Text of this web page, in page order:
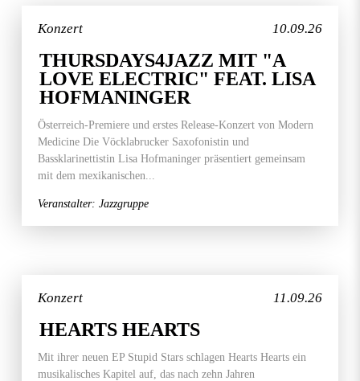
10.09.26
Konzert
THURSDAYS4JAZZ MIT "A
LOVE ELECTRIC" FEAT. LISA
HOFMANINGER
Österreich-Premiere und erstes Release-Konzert von Modern
Medicine Die Vöcklabrucker Saxofonistin und
Bassklarinettistin Lisa Hofmaninger präsentiert gemeinsam
mit dem mexikanischen...
Veranstalter: Jazzgruppe
11.09.26
Konzert
HEARTS HEARTS
Mit ihrer neuen EP Stupid Stars schlagen Hearts Hearts ein
musikalisches Kapitel auf, das nach zehn Jahren